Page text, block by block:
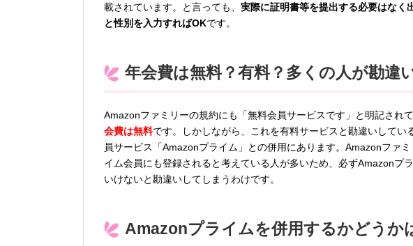
載されています。と言っても、 実際に証明書等を提出する必要はなく
と性別を入力すればOKです。
年会費は無料？有料？多くの人が勘違
Amazonファミリーの規約にも「無料会員サービスです」と明記されて
会費は無料です。しかしながら、これを有料サービスと勘違いしてい
員サービス「Amazonプライム」との併用にあります。Amazonファ
イム会員にも登録されると考えている人が多いため、必ずAmazonプ
いけないと勘違いしてしまうわけです。
Amazonプライムを併用するかどうか